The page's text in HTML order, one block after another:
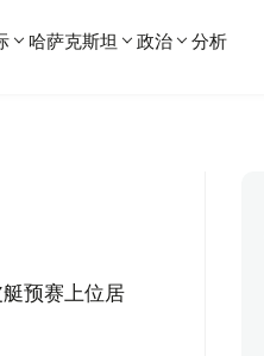
哈萨克斯坦 政治 分析
预赛上位居